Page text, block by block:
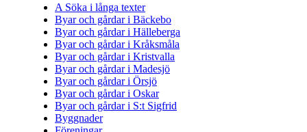
A Söka i långa texter
Byar och gårdar i Bäckebo
Byar och gårdar i Hälleberga
Byar och gårdar i Kråksmåla
Byar och gårdar i Kristvalla
Byar och gårdar i Madesjö
Byar och gårdar i Örsjö
Byar och gårdar i Oskar
Byar och gårdar i S:t Sigfrid
Byggnader